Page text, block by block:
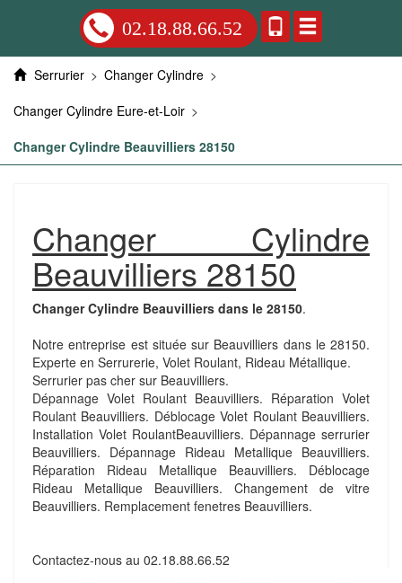
02.18.88.66.52
Serrurier > Changer Cylindre >
Changer Cylindre Eure-et-Loir >
Changer Cylindre Beauvilliers 28150
Changer Cylindre
Beauvilliers 28150
Changer Cylindre Beauvilliers dans le 28150.
Notre entreprise est située sur Beauvilliers dans le 28150.
Experte en Serrurerie, Volet Roulant, Rideau Métallique.
Serrurier pas cher sur Beauvilliers.
Dépannage Volet Roulant Beauvilliers. Réparation Volet
Roulant Beauvilliers. Déblocage Volet Roulant Beauvilliers.
Installation Volet RoulantBeauvilliers. Dépannage serrurier
Beauvilliers. Dépannage Rideau Metallique Beauvilliers.
Réparation Rideau Metallique Beauvilliers. Déblocage
Rideau Metallique Beauvilliers. Changement de vitre
Beauvilliers. Remplacement fenetres Beauvilliers.
Contactez-nous au 02.18.88.66.52